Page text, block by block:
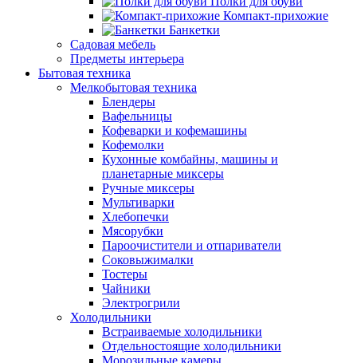
Компакт-прихожие
Банкетки
Садовая мебель
Предметы интерьера
Бытовая техника
Мелкобытовая техника
Блендеры
Вафельницы
Кофеварки и кофемашины
Кофемолки
Кухонные комбайны, машины и
планетарные миксеры
Ручные миксеры
Мультиварки
Хлебопечки
Мясорубки
Пароочистители и отпариватели
Соковыжималки
Тостеры
Чайники
Электрогрили
Холодильники
Встраиваемые холодильники
Отдельностоящие холодильники
Морозильные камеры